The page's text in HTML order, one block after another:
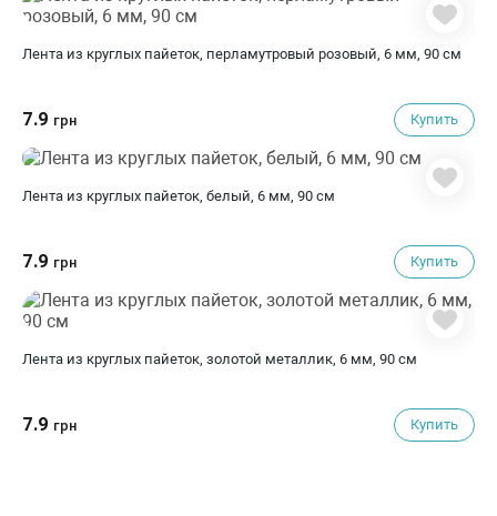
Лента из круглых пайеток, перламутровый розовый, 6 мм, 90 см
7.9 грн Купить
Лента из круглых пайеток, белый, 6 мм, 90 см
7.9 грн Купить
Лента из круглых пайеток, золотой металлик, 6 мм, 90 см
7.9 грн Купить